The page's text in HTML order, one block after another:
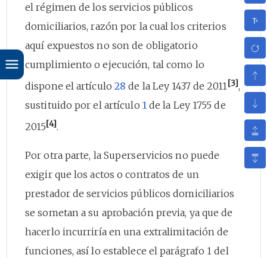
el régimen de los servicios públicos
domiciliarios, razón por la cual los criterios
aquí expuestos no son de obligatorio
cumplimiento o ejecución, tal como lo
dispone el artículo 28 de la Ley 1437 de 2011 [3],
sustituido por el artículo 1 de la Ley 1755 de
2015 [4].
Por otra parte, la Superservicios no puede
exigir que los actos o contratos de un
prestador de servicios públicos domiciliarios
se sometan a su aprobación previa, ya que de
hacerlo incurriría en una extralimitación de
funciones, así lo establece el parágrafo 1 del